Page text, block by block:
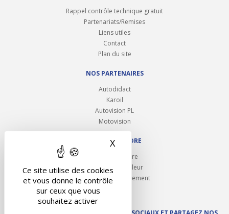
Ce site utilise des cookies
et vous donne le contrôle
sur ceux que vous
souhaitez activer
X Masquer le bandeau des
Rappel contrôle technique gratuit
Partenariats/Remises
Liens utiles
Contact
Plan du site
NOS PARTENAIRES
Autodidact
Karoil
Autovision PL
Motovision
NOUS REJOINDRE
Ouvrir un centre
Devenez contrôleur
Carrières et recrutement